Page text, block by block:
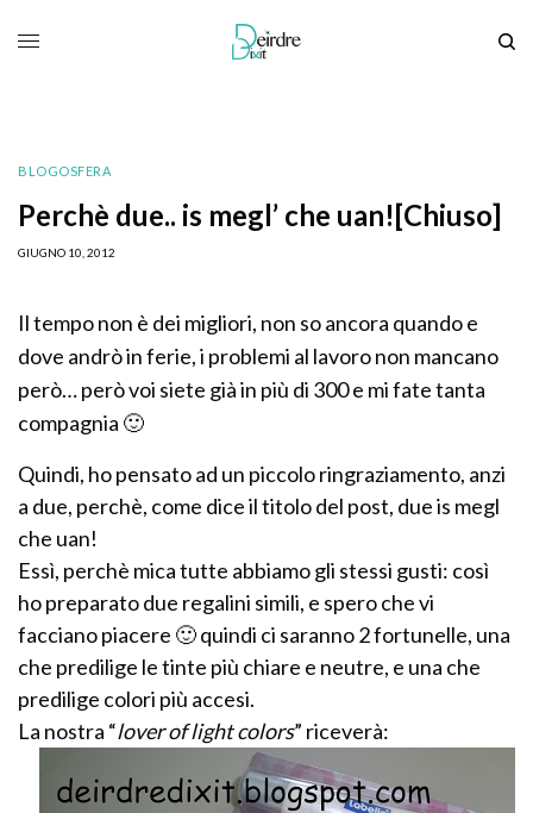
BLOGOSFERA
Perchè due.. is megl’ che uan![Chiuso]
GIUGNO 10, 2012
Il tempo non è dei migliori, non so ancora quando e
dove andrò in ferie, i problemi al lavoro non mancano
però… però voi siete già in più di 300 e mi fate tanta
compagnia 🙂
Quindi, ho pensato ad un piccolo ringraziamento, anzi
a due, perchè, come dice il titolo del post, due is megl
che uan!
Essì, perchè mica tutte abbiamo gli stessi gusti: così
ho preparato due regalini simili, e spero che vi
facciano piacere 🙂 quindi ci saranno 2 fortunelle, una
che predilige le tinte più chiare e neutre, e una che
predilige colori più accesi.
La nostra “lover of light colors” riceverà: